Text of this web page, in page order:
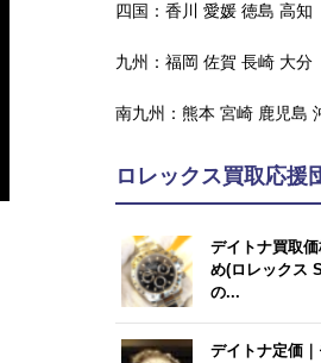
四国： 香川 愛媛 徳島 高知
九州： 福岡 佐賀 長崎 大分
南九州： 熊本 宮崎 鹿児島
ロレックス買取応援
デイトナ買取
め(ロレックス
の...
デイトナ定価